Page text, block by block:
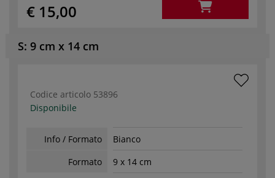
€ 15,00
S: 9 cm x 14 cm
Codice articolo 53896
Disponibile
Info / Formato
Bianco
Formato
9 x 14 cm